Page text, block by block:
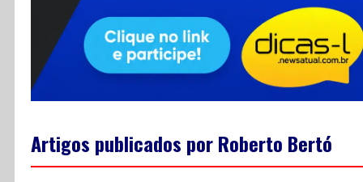
RSS
Artigos publicados por Roberto Bertó